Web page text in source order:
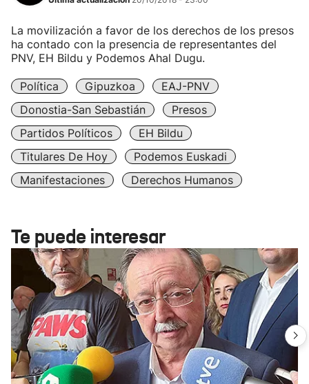
La movilización a favor de los derechos de los presos
ha contado con la presencia de representantes del
PNV, EH Bildu y Podemos Ahal Dugu.
Política Gipuzkoa
EAJ-PNV
Donostia-San Sebastián
Presos
Partidos Políticos
EH Bildu
Titulares De Hoy
Podemos Euskadi
Manifestaciones
Derechos Humanos
Te puede interesar